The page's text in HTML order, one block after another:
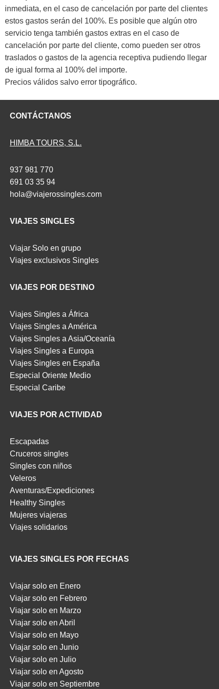
inmediata, en el caso de cancelación por parte del clientes
estos gastos serán del 100%. Es posible que algún otro
servicio tenga también gastos extras en el caso de
cancelación por parte del cliente, como pueden ser otros
traslados o gastos de la agencia receptiva pudiendo llegar
de igual forma al 100% del importe.
Precios válidos salvo error tipográfico.
CONTÁCTANOS
HIMBA TOURS, S.L.
937 981 770
691 03 35 94
hola@viajerossingles.com
VIAJES SINGLES
Viajar Solo en grupo
Viajes exclusivos Singles
VIAJES POR DESTINO
Viajes Singles a África
Viajes Singles a América
Viajes Singles a Asia/Oceanía
Viajes Singles a Europa
Viajes Singles en España
Especial Oriente Medio
Especial Caribe
VIAJES POR ACTIVIDAD
Escapadas
Cruceros singles
Singles con niños
Veleros
Aventuras/Expediciones
Healthy Singles
Mujeres viajeras
Viajes solidarios
VIAJES SINGLES POR FECHAS
Viajar solo en Enero
Viajar solo en Febrero
Viajar solo en Marzo
Viajar solo en Abril
Viajar solo en Mayo
Viajar solo en Junio
Viajar solo en Julio
Viajar solo en Agosto
Viajar solo en Septiembre